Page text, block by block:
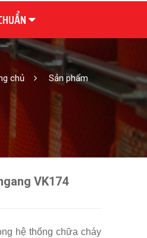
chủ Sản phẩm
VK174
hệ thống chữa cháy